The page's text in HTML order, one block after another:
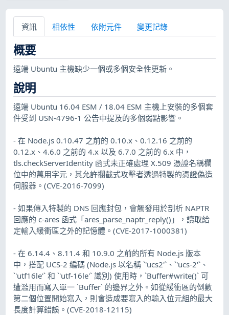
資訊 相依性 依附元件 變更記錄
概要
遠端 Ubuntu 主機缺少一個或多個安全性更新。
說明
遠端 Ubuntu 16.04 ESM / 18.04 ESM 主機上安裝的多個套
件受到 USN-4796-1 公告中提及的多個弱點影響。
- 在 Node.js 0.10.47 之前的 0.10.x、0.12.16 之前的
0.12.x、4.6.0 之前的 4.x 以及 6.7.0 之前的 6.x 中，
tls.checkServerIdentity 函式未正確處理 X.509 憑證名稱欄
位中的萬用字元，其允許攔截式攻擊者透過特製的憑證偽造
伺服器。(CVE-2016-7099)
- 如果傳入特製的 DNS 回應封包，會觸發用於剖析 NAPTR
回應的 c-ares 函式「ares_parse_naptr_reply()」，讀取給
定輸入緩衝區之外的記憶體。(CVE-2017-1000381)
- 在 6.14.4、8.11.4 和 10.9.0 之前的所有 Node.js 版本
中，搭配 UCS-2 編碼 (Node.js 以名稱 `'ucs2'`、`'ucs-2'`、
`'utf16le'` 和 `'utf-16le'` 識別) 使用時，`Buffer#write()` 可
遭濫用而寫入單一 `Buffer` 的邊界之外。如從緩衝區的倒數
第二個位置開始寫入，則會造成要寫入的輸入位元組的最大
長度計算錯誤。(CVE-2018-12115)